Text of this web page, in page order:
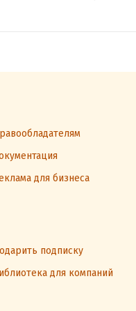
для бизнеса
подписку
для компаний